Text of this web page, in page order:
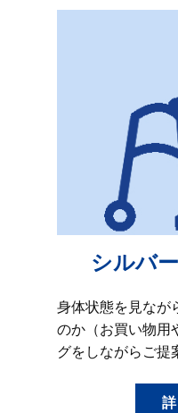
シルバ
身体状態を見なが
のか（お買い物用
グをしながらご提